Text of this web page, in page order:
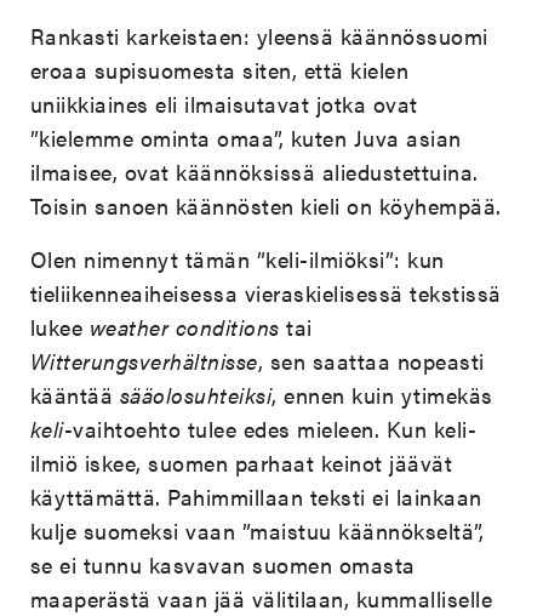
Rankasti karkeistaen: yleensä käännössuomi
eroaa supisuomesta siten, että kielen
uniikkiaines eli ilmaisutavat jotka ovat
”kielemme ominta omaa”, kuten Juva asian
ilmaisee, ovat käännöksissä aliedustettuina.
Toisin sanoen käännösten kieli on köyhempää.
Olen nimennyt tämän ”keli-ilmiöksi”: kun
tieliikenneaiheisessa vieraskielisessä tekstissä
lukee weather conditions tai
Witterungsverhältnisse, sen saattaa nopeasti
kääntää sääolosuhteiksi, ennen kuin ytimekäs
keli-vaihtoehto tulee edes mieleen. Kun keli-
ilmiö iskee, suomen parhaat keinot jäävät
käyttämättä. Pahimmillaan teksti ei lainkaan
kulje suomeksi vaan ”maistuu käännökseltä”,
se ei tunnu kasvavan suomen omasta
maaperästä vaan jää välitilaan, kummalliselle